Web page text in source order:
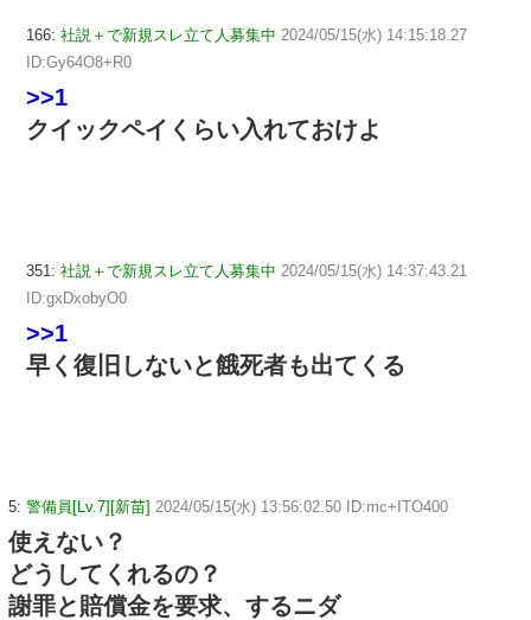
166: 社説＋で新規スレ立て人募集中 2024/05/15(水) 14:15:18.27
ID:Gy64O8+R0
>>1
クイックペイくらい入れておけよ
351: 社説＋で新規スレ立て人募集中 2024/05/15(水) 14:37:43.21
ID:gxDxobyO0
>>1
早く復旧しないと餓死者も出てくる
5: 警備員[Lv.7][新苗] 2024/05/15(水) 13:56:02.50 ID:mc+ITO400
使えない？
どうしてくれるの？
謝罪と賠償金を要求、するニダ